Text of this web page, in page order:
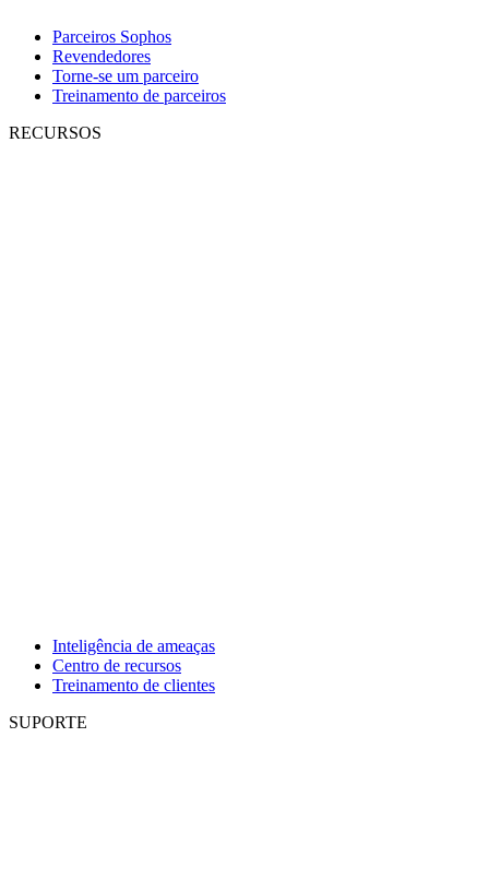
Parceiros Sophos
Revendedores
Torne-se um parceiro
Treinamento de parceiros
RECURSOS
Inteligência de ameaças
Centro de recursos
Treinamento de clientes
SUPORTE